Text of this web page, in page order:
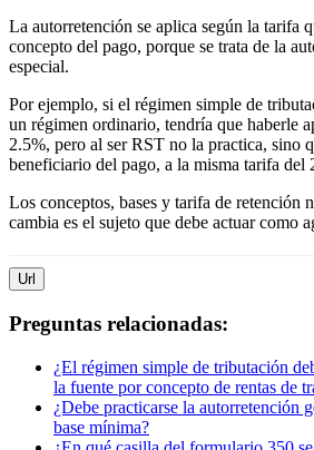
La autorretención se aplica según la tarifa
concepto del pago, porque se trata de la
especial.
Por ejemplo, si el régimen simple de
un régimen ordinario, tendría que haberle
2.5%, pero al ser RST no la practica, sino
beneficiario del pago, a la misma tarifa del
Los conceptos, bases y tarifa de retención
cambia es el sujeto que debe actuar como
Url
Preguntas relacionadas:
¿El régimen simple de tributación
la fuente por concepto de rentas de
¿Debe practicarse la autorretención
base mínima?